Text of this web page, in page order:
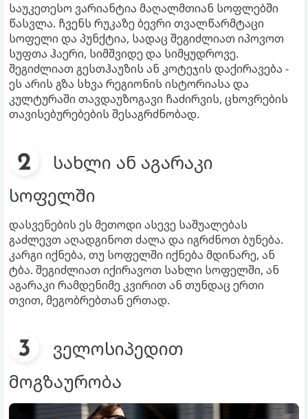
საუკეთესო ვარიანტია მაღალმთიან სოფლებში
წასვლა. ჩვენს რუკაზე ბევრი თვალწარმტაცი
სოფელი და პუნქტია, სადაც შეგიძლიათ იპოვოთ
სუფთა ჰაერი, სიმშვიდე და სიმყუდროვე.
შეგიძლიათ გესთჰაუზის ან კოტეჯის დაქირავება -
ეს არის გზა სხვა რეგიონის ისტორიასა და
კულტურაში თავდაუზოგავი ჩაძირვის, ცხოვრების
თავისებურებების შესაგრძნობად.
სახლი ან აგარაკი
სოფელში
დასვენების ეს მეთოდი ასევე საშუალებას
გაძლევთ აღადგინოთ ძალა და იგრძნოთ ბუნება.
კარგი იქნება, თუ სოფელში იქნება მდინარე, ან
ტბა. შეგიძლიათ იქირავოთ სახლი სოფელში, ან
აგარაკი რამდენიმე კვირით ან თუნდაც ერთი
თვით, მეგობრებთან ერთად.
ველოსიპედით
მოგზაურობა